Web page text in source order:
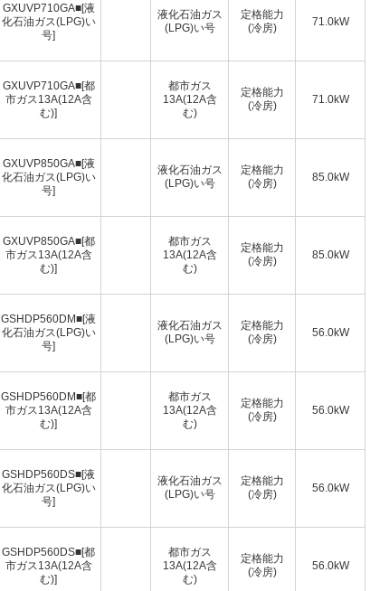
GXUVP710GA■[液
化石油ガス(LPG)い
号]
液化石油ガス
(LPG)い号
定格能力
(冷房)
71.0kW
GXUVP710GA■[都
市ガス13A(12A含
む)]
都市ガス
13A(12A含
む)
定格能力
(冷房)
71.0kW
GXUVP850GA■[液
化石油ガス(LPG)い
号]
液化石油ガス
(LPG)い号
定格能力
(冷房)
85.0kW
GXUVP850GA■[都
市ガス13A(12A含
む)]
都市ガス
13A(12A含
む)
定格能力
(冷房)
85.0kW
GSHDP560DM■[液
化石油ガス(LPG)い
号]
液化石油ガス
(LPG)い号
定格能力
(冷房)
56.0kW
GSHDP560DM■[都
市ガス13A(12A含
む)]
都市ガス
13A(12A含
む)
定格能力
(冷房)
56.0kW
GSHDP560DS■[液
化石油ガス(LPG)い
号]
液化石油ガス
(LPG)い号
定格能力
(冷房)
56.0kW
GSHDP560DS■[都
市ガス13A(12A含
む)]
都市ガス
13A(12A含
む)
定格能力
(冷房)
56.0kW